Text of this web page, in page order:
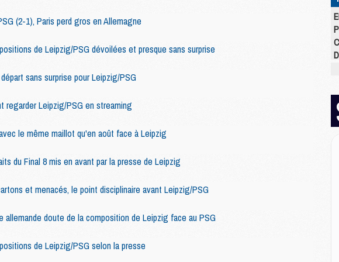
(2-1), Paris perd gros en Allemagne
de Leipzig/PSG dévoilées et presque sans surprise
sans surprise pour Leipzig/PSG
regarder Leipzig/PSG en streaming
le même maillot qu'en août face à Leipzig
du Final 8 mis en avant par la presse de Leipzig
et menacés, le point disciplinaire avant Leipzig/PSG
allemande doute de la composition de Leipzig face au PSG
de Leipzig/PSG selon la presse